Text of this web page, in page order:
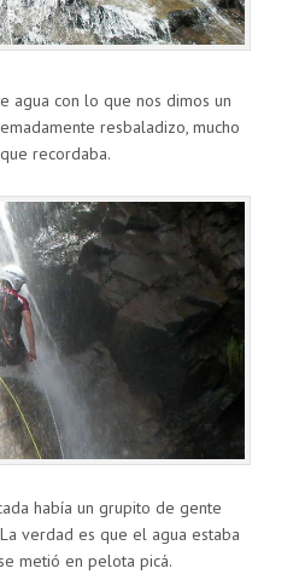
agua con lo que nos dimos un
resbaladizo, mucho
recordaba.
había un grupito de gente
verdad es que el agua estaba
metió en pelota picá.